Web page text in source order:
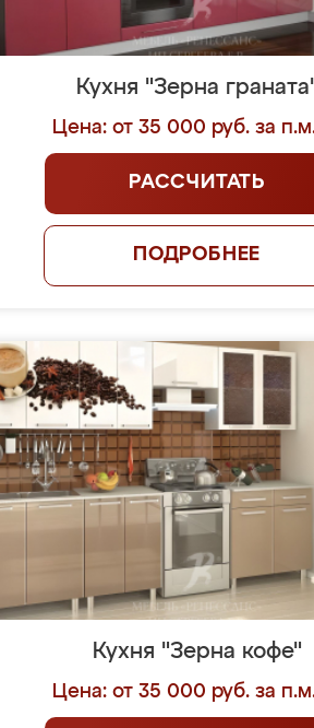
Кухня "Зерна
Цена: от 35 000 руб. за
РАССЧИТАТЬ
ПОДРОБНЕЕ
Кухня "Зерна кофе"
Цена: от 35 000 руб. за